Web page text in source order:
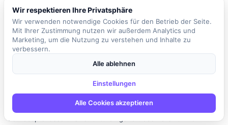
werden. In dieser Rolle als Fachinformatiker für Systemintegration
im Support sind Sie für die Sicherstellung des Betriebs in einer
vielfältigen Systemlandschaft verantwortlich. Zu Ihren täglichen
Aufgaben gehören die Bearbeitung von Tickets unter
Berücksichtigung von Service Level Agreements (SLAs) sowie die
Behebung von Störungen im 1st- und 2nd-Level-Support. Sie
nehmen Kundenanfragen per Telefon, E-Mail oder direkt am
Kundentresen entgegen und bearbeiten diese professionell.
Darüber hinaus pflegen Sie die Asset-Daten und unterstützen bei
verschiedenen IT-Projekten. Die kontinuierliche Optimierung der
Wir respektieren Ihre Privatsphäre
Wir verwenden notwendige Cookies für den Betrieb der Seite.
Mit Ihrer Zustimmung nutzen wir außerdem Analytics und
Marketing, um die Nutzung zu verstehen und Inhalte zu
verbessern.
Alle ablehnen
Einstellungen
Alle Cookies akzeptieren